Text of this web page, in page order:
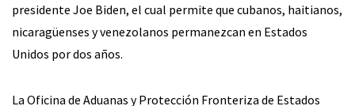
presidente Joe Biden, el cual permite que cubanos, haitianos,
nicaragüenses y venezolanos permanezcan en Estados
Unidos por dos años.
La Oficina de Aduanas y Protección Fronteriza de Estados